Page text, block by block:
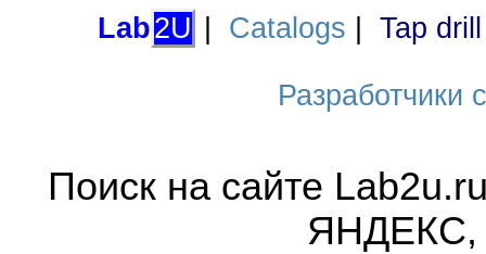
Lab2U Catalogs Tap
Разработчики
Поиск на сайте
ЯНДЕКС,